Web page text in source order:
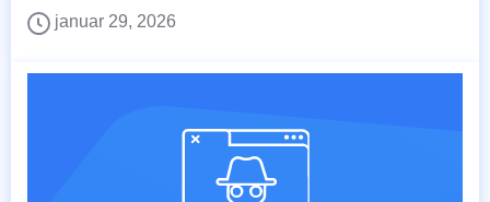
januar 29, 2026